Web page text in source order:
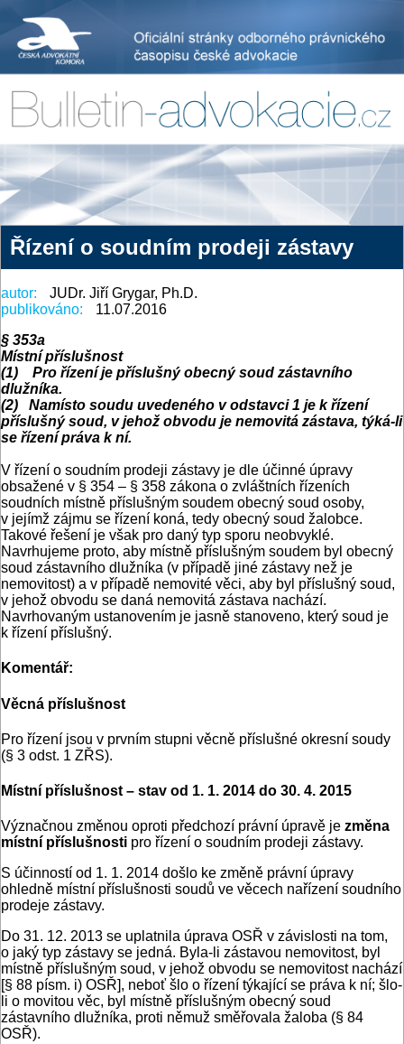
Řízení o soudním prodeji zástavy
autor:
JUDr. Jiří Grygar, Ph.D.
publikováno:
11.07.2016
§ 353a
Místní příslušnost
(1) Pro řízení je příslušný obecný soud zástavního
dlužníka.
(2) Namísto soudu uvedeného v odstavci 1 je k řízení
příslušný soud, v jehož obvodu je nemovitá zástava, týká-li
se řízení práva k ní.
V řízení o soudním prodeji zástavy je dle účinné úpravy
obsažené v § 354 – § 358 zákona o zvláštních řízeních
soudních místně příslušným soudem obecný soud osoby,
v jejímž zájmu se řízení koná, tedy obecný soud žalobce.
Takové řešení je však pro daný typ sporu neobvyklé.
Navrhujeme proto, aby místně příslušným soudem byl obecný
soud zástavního dlužníka (v případě jiné zástavy než je
nemovitost) a v případě nemovité věci, aby byl příslušný soud,
v jehož obvodu se daná nemovitá zástava nachází.
Navrhovaným ustanovením je jasně stanoveno, který soud je
k řízení příslušný.
Komentář:
Věcná příslušnost
Pro řízení jsou v prvním stupni věcně příslušné okresní soudy
(§ 3 odst. 1 ZŘS).
Místní příslušnost – stav od 1. 1. 2014 do 30. 4. 2015
Význačnou změnou oproti předchozí právní úpravě je změna
místní příslušnosti pro řízení o soudním prodeji zástavy.
S účinností od 1. 1. 2014 došlo ke změně právní úpravy
ohledně místní příslušnosti soudů ve věcech nařízení soudního
prodeje zástavy.
Do 31. 12. 2013 se uplatnila úprava OSŘ v závislosti na tom,
o jaký typ zástavy se jedná. Byla-li zástavou nemovitost, byl
místně příslušným soud, v jehož obvodu se nemovitost nachází
[§ 88 písm. i) OSŘ], neboť šlo o řízení týkající se práva k ní; šlo-
li o movitou věc, byl místně příslušným obecný soud
zástavního dlužníka, proti němuž směřovala žaloba (§ 84
OSŘ).